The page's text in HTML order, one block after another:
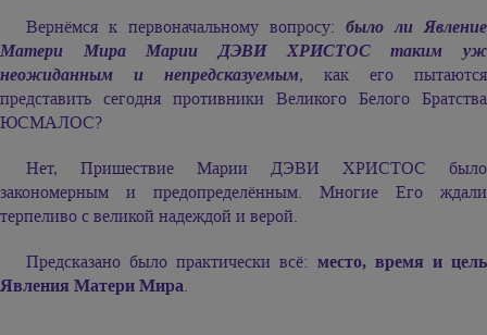
Вернёмся к первоначальному вопросу: было ли Явление
Матери Мира Марии ДЭВИ ХРИСТОС таким уж
неожиданным и непредсказуемым, как его пытаются
представить сегодня противники Великого Белого Братства
ЮСМАЛОС?
Нет, Пришествие Марии ДЭВИ ХРИСТОС было
закономерным и предопределённым. Многие Его ждали
терпеливо с великой надеждой и верой.
Предсказано было практически всё: место, время и цель
Явления Матери Мира.